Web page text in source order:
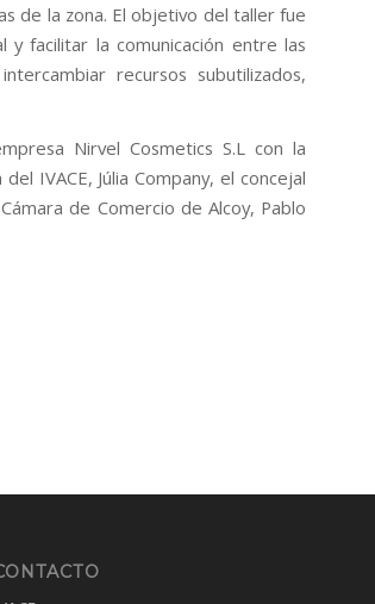
de la zona. El objetivo del taller fue
facilitar la comunicación entre las
recursos subutilizados,
Nirvel Cosmetics S.L con la
IVACE, Júlia Company, el concejal
de Comercio de Alcoy, Pablo